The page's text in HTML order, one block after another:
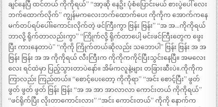
ချင်နေပြီ ထင်တယ် ကိုကိုရယ်” “အာ့ဆို နေဥိး ပုံစံပြောင်းမယ် စားပွဲပေါ် လေး
ဘက်ထောက်လိုက်” ကျွန်မကလေးဘက်ထောက်ပေး ကိုကိုက အောက်ကနေ
မက်တပ်ရပ်ပေါ်။ကောင်းလိုက်တဲ့ ဖင်ကြီးကွာ ဗြန်း ဗြန်း” “အ အ…ကိုကိုရယ်
ဘာလို့ ရိုက်တာလည်းကွာ” “ကြိုက်လို့ ရိုက်တာပေါ့ မင်းဖင်ကြီးတွေက ဖွေး
ပြီး ကားနေတာပဲ” “ကိုကို ကြိုက်တယ်ဆိုလည်း သဘောပါ” ဗြန်း ဗြန်း အ အ
ဗြန်း ဗြန်း အ အ ကိုကိုရယ် လီးကြီးက ကိုကိုကကိုင်ပြီးသွင်းနေပြီ။ အမလေး
လေး ရင်ထဲမှာ ပြည့်သွားတာပဲနော်။ အိမ်ကလူနဲ့များ တခြားဆီးပဲ။.ကိုကိုက
ကြာလည်း ကြည်တယ်။ “စောင့်ပေးတော့ ကိုကိုရာ” “အင်း စောင့်ပြီး” ဖွတ်
ဖွတ် ဖွတ် ဖွတ် ဗြန်း ဗြန်း “အ အ အာ အာလာလာ ကောင်းတယ် ကိုကိုရယ်”
“ဖင်ရိုက်ပြီး လိုးတာကောင်းလား” “အင်း ကောင်းတယ်” ကိုကို နောက်က